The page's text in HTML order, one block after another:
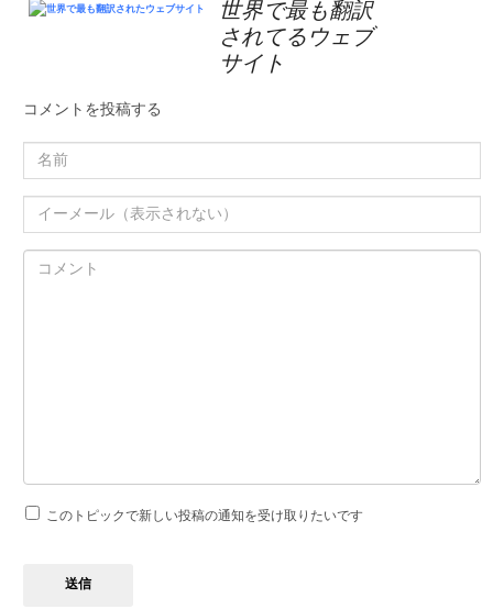
世界で最も翻訳
されてるウェブ
サイト
コメントを投稿する
このトピックで新しい投稿の通知を受け取りたいです
送信